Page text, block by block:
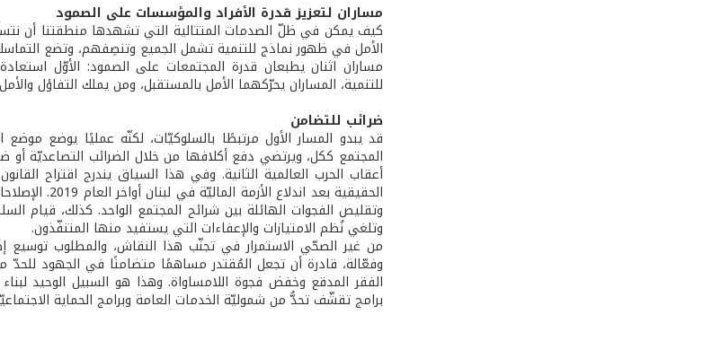
مساران لتعزيز قدرة الأفراد والمؤسسات على الصمود
كيف يمكن في ظلّ الصدمات المتتالية التي تشهدها منطقتنا أن نتسلّح
الأمل في ظهور نماذج للتنمية تشمل الجميع وتنصِفهم، وتضع
مساران اثنان يطبعان قدرة المجتمعات على الصمود: الأوّل
للتنمية، المساران يحرّكهما الأمل بالمستقبل، ومن يملك التفاؤل
ضرائب للتضامن
قد يبدو المسار الأول مرتبطًا بالسلوكيّات، لكنّه عمليًا يوضع
المجتمع ككل، ويرتضي دفع أكلافها من خلال الضرائب التصاعديّة أو
أعقاب الحرب العالمية الثانية. وفي هذا السياق يندرج اقتراح
الحقيقية بعد
وتقليص الفجوات الهائلة بين شرائح المجتمع الواحد. كذلك، قيام
وتلغي نُظم الامتيازات والإعفاءات التي يستفيد منها المتنفّذون.
من غير الصحّي الاستمرار في تجنّب هذا النقاش، والمطلوب توسيع
وفعّالة، قادرة أن تجعل المُقتدر مساهمًا متضامنًا في الجهود للحدّ
الفقر المدقع وخفض فجوة اللامساواة. وهذا هو السبيل الوحيد
برامج تقشّف تحدُّ من شموليّة الخدمات العامة وبرامج الحماية